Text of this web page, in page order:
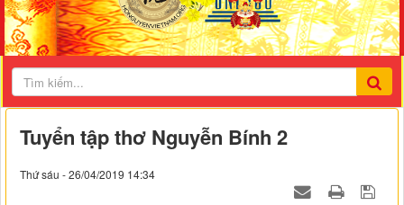
Tuyển tập thơ Nguyễn Bính 2
Thứ sáu - 26/04/2019 14:34